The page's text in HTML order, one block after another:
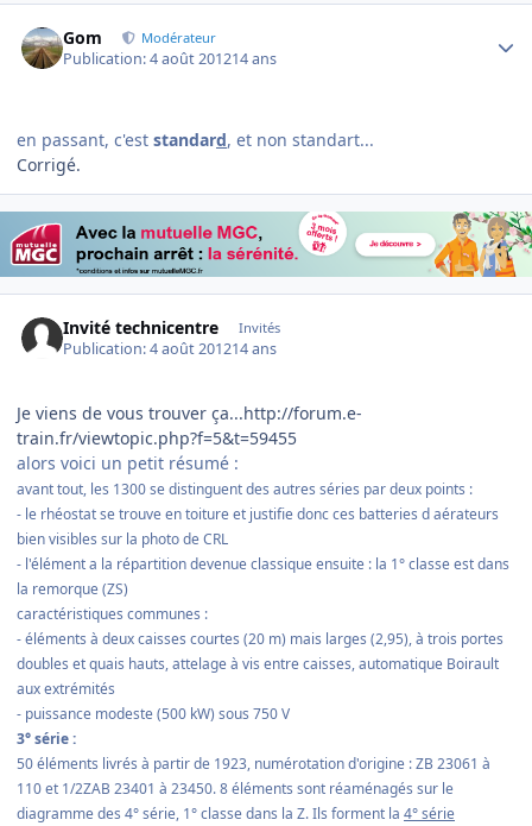
Gom Modérateur
Publication:4 août 201214 ans
en passant, c'est standard, et non standart...
Corrigé.
Invité technicentre Invités
Publication:4 août 201214 ans
Je viens de vous trouver ça...http://forum.e-
train.fr/viewtopic.php?f=5&t=59455
alors voici un petit résumé :
avant tout, les 1300 se distinguent des autres séries par deux points :
- le rhéostat se trouve en toiture et justifie donc ces batteries d aérateurs
bien visibles sur la photo de CRL
- l'élément a la répartition devenue classique ensuite : la 1° classe est dans
la remorque (ZS)
caractéristiques communes :
- éléments à deux caisses courtes (20 m) mais larges (2,95), à trois portes
doubles et quais hauts, attelage à vis entre caisses, automatique Boirault
aux extrémités
- puissance modeste (500 kW) sous 750 V
3° série :
50 éléments livrés à partir de 1923, numérotation d'origine : ZB 23061 à
110 et 1/2ZAB 23401 à 23450. 8 éléments sont réaménagés sur le
diagramme des 4° série, 1° classe dans la Z. Ils forment la 4° série